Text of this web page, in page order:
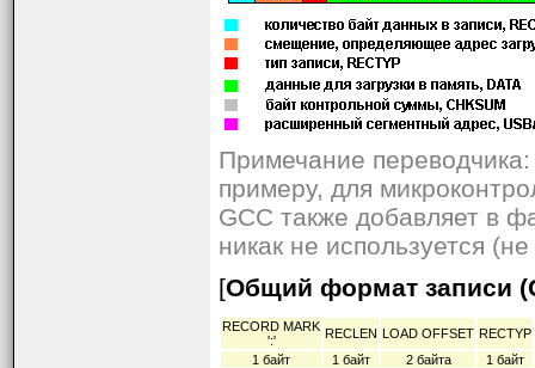
Примечание
примеру, для
GCC также добавляет в
никак не используется
[Общий формат записи
RECORD MARK
':'
RECLEN LOAD OFFSET RECTYP
1 байт
1 байт 2 байта 1 байт